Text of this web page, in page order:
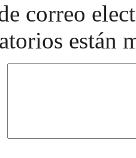
correo
están